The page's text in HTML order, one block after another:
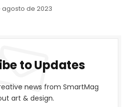
agosto de 2023
to Updates
news from SmartMag
art & design.